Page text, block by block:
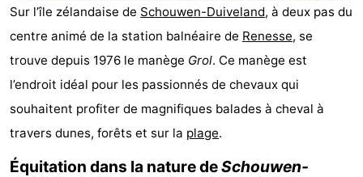
Kust
Chambre
-
De
-
Sur l’île zélandaise de Schouwen-Duiveland, à deux pas du
centre animé de la station balnéaire de Renesse, se
trouve depuis 1976 le manège Grol. Ce manège est
l’endroit idéal pour les passionnés de chevaux qui
souhaitent profiter de magnifiques balades à cheval à
travers dunes, forêts et sur la plage.
Équitation dans la nature deSchouwen-